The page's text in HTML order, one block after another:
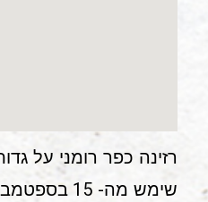
רזינה כפר רומני על